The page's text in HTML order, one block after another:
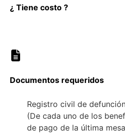
¿ Tiene costo ?
Documentos requeridos
Registro civil de
(De cada uno de los
de pago de la última